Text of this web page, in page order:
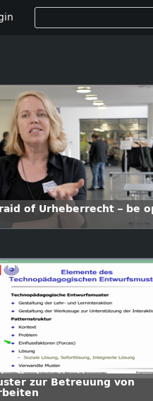
of Urheberrecht – be
zur Betreuung von